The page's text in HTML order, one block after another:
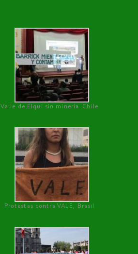
Valle de Elqui sin minería. Chile
Protestas contra VALE, Brasil